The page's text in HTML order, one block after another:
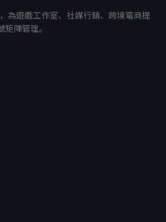
為遊戲工作室、社媒行銷、跨境電商提
陣管理。